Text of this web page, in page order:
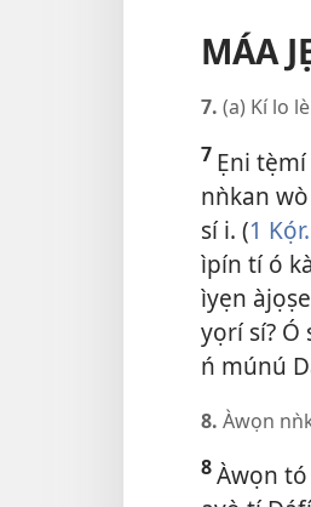
MÁA
7. (a) Kí lo
7 Ẹni
nǹkan
sí i. (1
ìpín tí ó
ìyẹn
yọrí sí?
ń múnú
8. Àwọn
8Àwọn